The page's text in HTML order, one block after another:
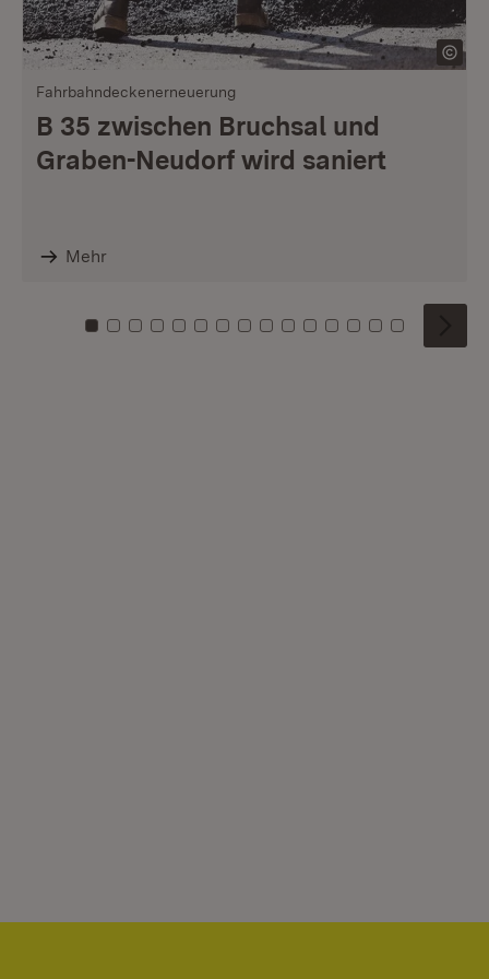
Fahrbahndeckenerneuerung
B 35 zwischen Bruchsal und
Graben-Neudorf wird saniert
Mehr
Zu Kachel: 0
Zu Kachel: 1
Zu Kachel: 2
Zu Kachel: 3
Zu Kachel: 4
Zu Kachel: 5
Zu Kachel: 6
Zu Kachel: 7
Zu Kachel: 8
Zu Kachel: 9
Zu Kachel: 10
Zu Kachel: 11
Zu Kachel: 12
Zu Kachel:
Zu